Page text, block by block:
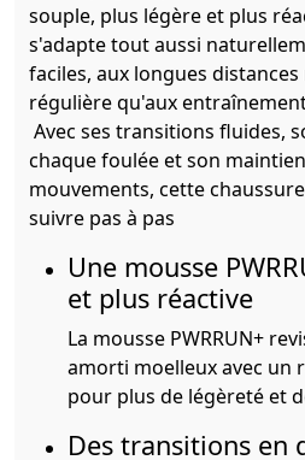
souple, plus légère et plus
s'adapte tout aussi
faciles, aux longues
régulière qu'aux
Avec ses transitions fluides,
chaque foulée et son
mouvements, cette
suivre pas à pas
Une mousse
et plus réactive
La mousse PWRRUN+
amorti moelleux avec un
pour plus de légèreté et
Des transitions en